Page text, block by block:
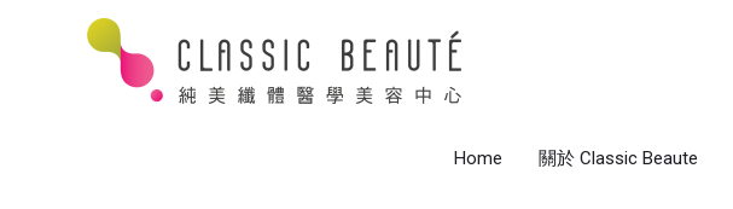
Home 關於 Classic Beaute